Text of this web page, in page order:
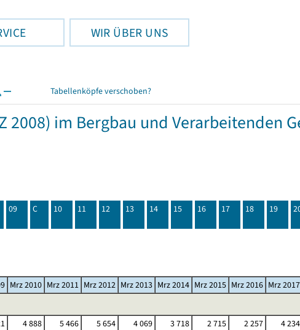
WIR ÜBER UNS
Tabellenköpfe verschoben?
im Bergbau und Verarbeitenden
09 C 10 11 12 13 14 15 16 17 18 19
Mrz 2010 Mrz 2011 Mrz 2012 Mrz 2013 Mrz 2014 Mrz 2015 Mrz 2016 Mrz 2017
4 888 5 466 5 654 4 069 3 718 2 715 2 257 4 234